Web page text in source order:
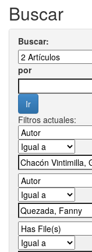
Buscar
Buscar:
por
Filtros actuales: